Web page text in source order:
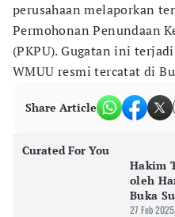
perusahaan melaporkan
Permohonan Penundaan
(PKPU). Gugatan ini
WMUU resmi tercatat di
Share Article
Curated For You
Hakim
oleh
Buka
27 Feb